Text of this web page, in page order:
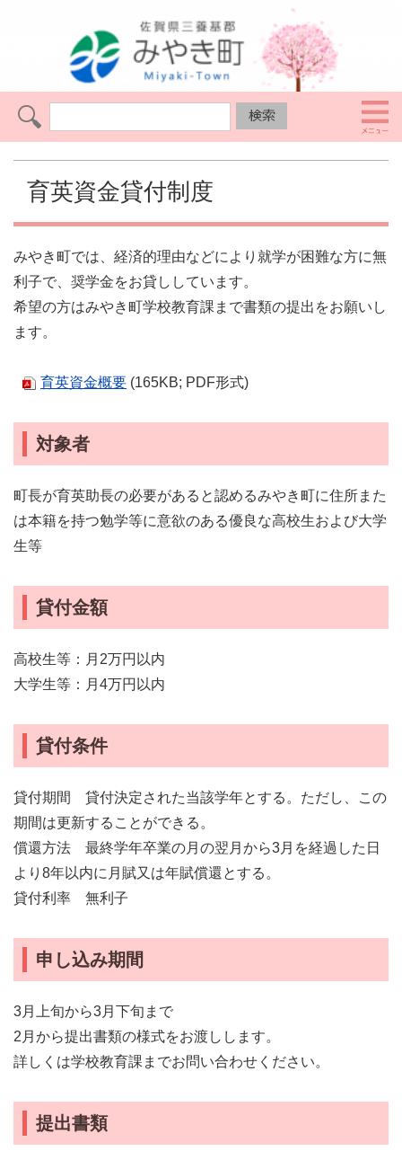
育英資金貸付制度
みやき町では、経済的理由などにより就学が困難な方に無
利子で、奨学金をお貸ししています。
希望の方はみやき町学校教育課まで書類の提出をお願いし
ます。
育英資金概要 (165KB; PDF形式)
対象者
町長が育英助長の必要があると認めるみやき町に住所また
は本籍を持つ勉学等に意欲のある優良な高校生および大学
生等
貸付金額
高校生等：月2万円以内
大学生等：月4万円以内
貸付条件
貸付期間 貸付決定された当該学年とする。ただし、この
期間は更新することができる。
償還方法 最終学年卒業の月の翌月から3月を経過した日
より8年以内に月賦又は年賦償還とする。
貸付利率 無利子
申し込み期間
3月上旬から3月下旬まで
2月から提出書類の様式をお渡しします。
詳しくは学校教育課までお問い合わせください。
提出書類